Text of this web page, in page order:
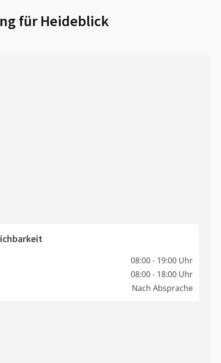
für Heideblick
08:00 - 19:00 Uhr
08:00 - 18:00 Uhr
Nach Absprache